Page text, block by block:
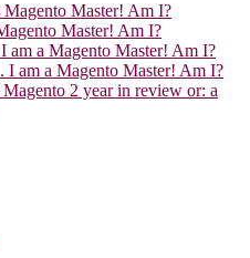
Master! Am I?
Master! Am I?
a Magento Master! Am I?
am a Magento Master! Am I?
Magento 2 year in review or: a